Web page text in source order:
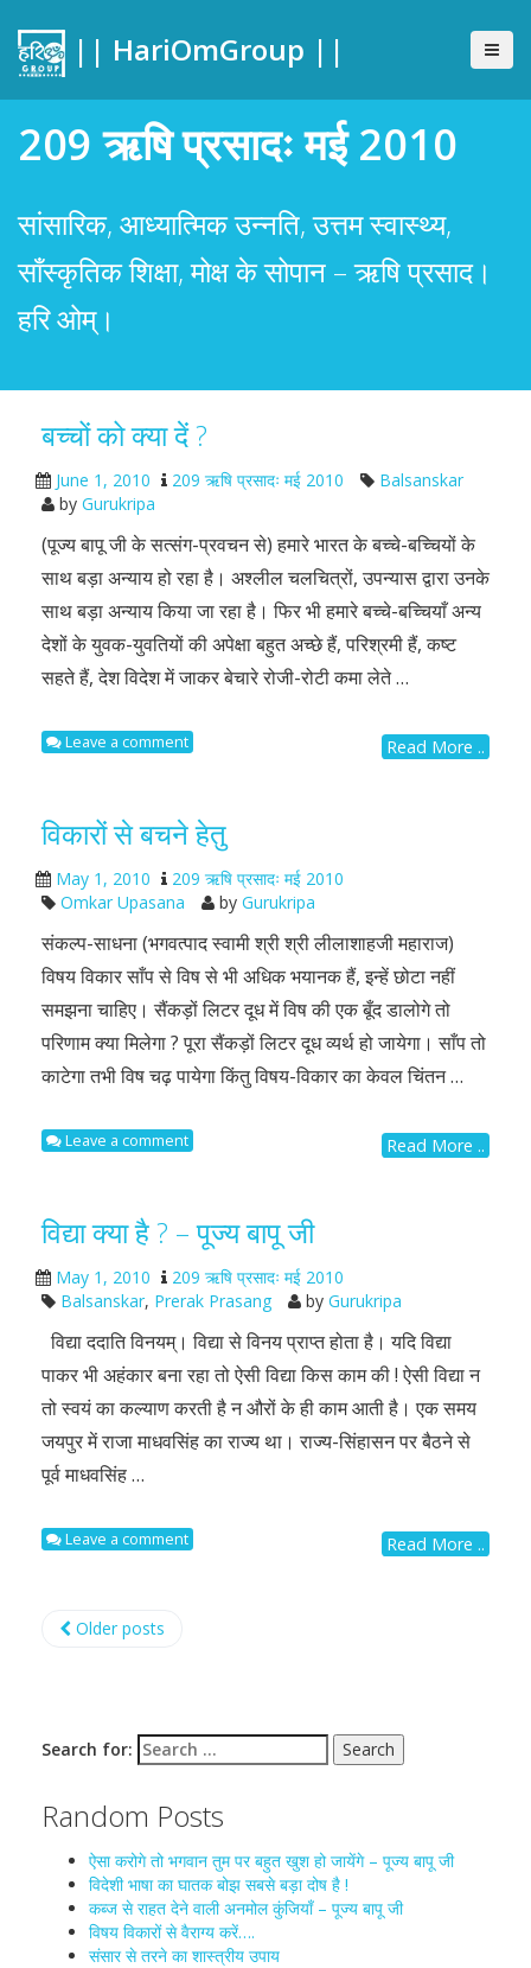
|| HariOmGroup ||
209 ऋषि प्रसादः मई 2010
सांसारिक, आध्यात्मिक उन्नति, उत्तम स्वास्थ्य,
साँस्कृतिक शिक्षा, मोक्ष के सोपान – ऋषि प्रसाद।
हरि ओम्।
बच्चों को क्या दें ?
June 1, 2010 209 ऋषि प्रसादः मई 2010
Balsanskar
by Gurukripa
(पूज्य बापू जी के सत्संग-प्रवचन से) हमारे भारत के बच्चे-बच्चियों के
साथ बड़ा अन्याय हो रहा है। अश्लील चलचित्रों, उपन्यास द्वारा उनके
साथ बड़ा अन्याय किया जा रहा है। फिर भी हमारे बच्चे-बच्चियाँ अन्य
देशों के युवक-युवतियों की अपेक्षा बहुत अच्छे हैं, परिश्रमी हैं, कष्ट
सहते हैं, देश विदेश में जाकर बेचारे रोजी-रोटी कमा लेते …
Read More ..
Leave a comment
विकारों से बचने हेतु
May 1, 2010
209 ऋषि प्रसादः मई 2010
Omkar Upasana
by Gurukripa
संकल्प-साधना (भगवत्पाद स्वामी श्री श्री लीलाशाहजी महाराज)
विषय विकार साँप से विष से भी अधिक भयानक हैं, इन्हें छोटा नहीं
समझना चाहिए। सैंकड़ों लिटर दूध में विष की एक बूँद डालोगे तो
परिणाम क्या मिलेगा ? पूरा सैंकड़ों लिटर दूध व्यर्थ हो जायेगा। साँप तो
काटेगा तभी विष चढ़ पायेगा किंतु विषय-विकार का केवल चिंतन …
Read More ..
Leave a comment
विद्या क्या है ? – पूज्य बापू जी
May 1, 2010
209 ऋषि प्रसादः मई 2010
Balsanskar, Prerak Prasang by Gurukripa
विद्या ददाति विनयम्। विद्या से विनय प्राप्त होता है। यदि विद्या
पाकर भी अहंकार बना रहा तो ऐसी विद्या किस काम की ! ऐसी विद्या न
तो स्वयं का कल्याण करती है न औरों के ही काम आती है। एक समय
जयपुर में राजा माधवसिंह का राज्य था। राज्य-सिंहासन पर बैठने से
पूर्व माधवसिंह …
Read More ..
Leave a comment
Older posts
Search for:
Random Posts
ऐसा करोगे तो भगवान तुम पर बहुत खुश हो जायेंगे – पूज्य बापू जी
विदेशी भाषा का घातक बोझ सबसे बड़ा दोष है !
कब्ज से राहत देने वाली अनमोल कुंजियाँ – पूज्य बापू जी
विषय विकारों से वैराग्य करें….
संसार से तरने का शास्त्रीय उपाय